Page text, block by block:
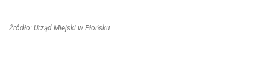
Źródło: Urząd Miejski w Płońsku